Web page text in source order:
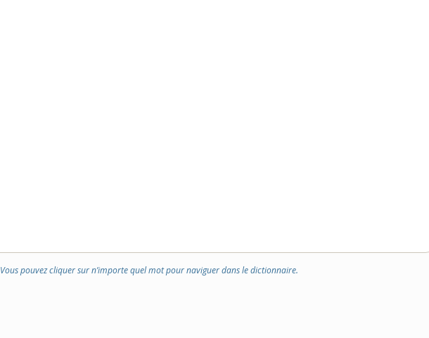
Vous pouvez cliquer sur n’importe quel mot pour naviguer dans le dictionnaire.